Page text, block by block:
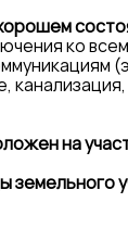
ко
на
земельного